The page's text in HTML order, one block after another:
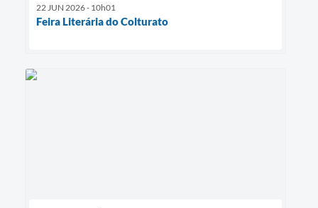
22 JUN 2026 - 10h01
Feira Literária do Colturato